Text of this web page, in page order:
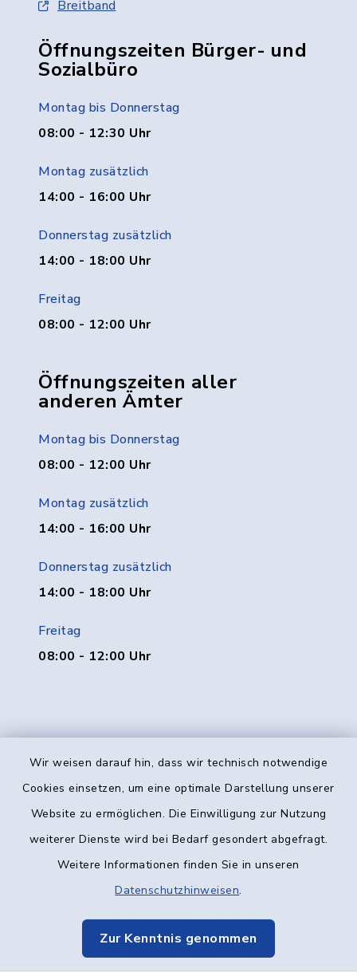
Wir weisen darauf hin, dass wir technisch notwendige
Cookies einsetzen, um eine optimale Darstellung unserer
Website zu ermöglichen. Die Einwilligung zur Nutzung
weiterer Dienste wird bei Bedarf gesondert abgefragt.
Weitere Informationen finden Sie in unseren
Datenschutzhinweisen.
Zur Kenntnis genommen
Breitband
Öffnungszeiten Bürger- und
Sozialbüro
Montag bis Donnerstag
08:00 - 12:30 Uhr
Montag zusätzlich
14:00 - 16:00 Uhr
Donnerstag zusätzlich
14:00 - 18:00 Uhr
Freitag
08:00 - 12:00 Uhr
Öffnungszeiten aller
anderen Ämter
Montag bis Donnerstag
08:00 - 12:00 Uhr
Montag zusätzlich
14:00 - 16:00 Uhr
Donnerstag zusätzlich
14:00 - 18:00 Uhr
Freitag
08:00 - 12:00 Uhr
Kontakt
Datenschutz
Elektronische Kommunikation